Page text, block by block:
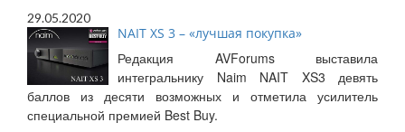
29.05.2020
NAIT XS 3 – «лучшая покупка»
Редакция AVForums выставила
интегральнику Naim NAIT XS3 девять
баллов из десяти возможных и отметила усилитель
специальной премией Best Buy.